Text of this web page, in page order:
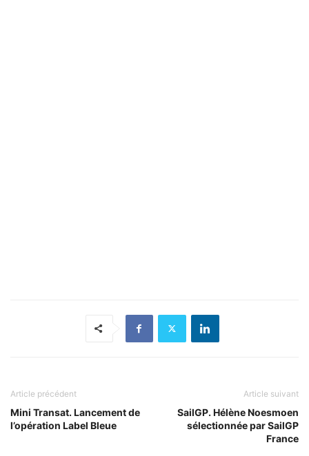
Article précédent
Mini Transat. Lancement de
l’opération Label Bleue
Article suivant
SailGP. Hélène Noesmoen
sélectionnée par SailGP
France